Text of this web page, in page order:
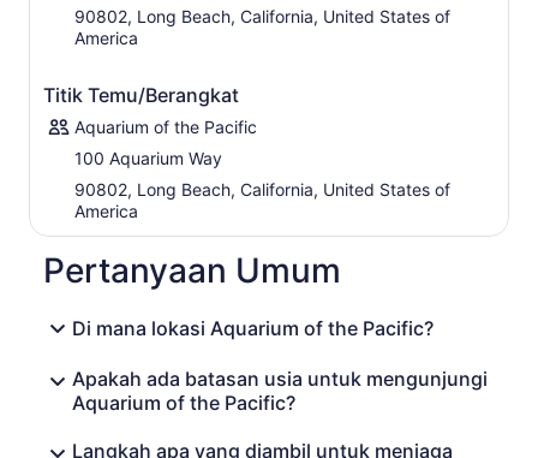
pameran yang mewakili habitat mulai dari pantai,
terumbu karang, laut dalam, dan lainnya. Saksikan
California di Our Living Coastline
ruangan Aquarium yang baru. Pengunjung dapat belajar
tentang keragaman spesies bintang laut dan adaptasi
mereka, ancaman yang mereka hadapi, dan bagaimana
Aquarium membantu pemulihan mereka.
90802, Long Beach, California, United States of
America
Titik Temu/Berangkat
Aquarium of the Pacific
100 Aquarium Way
90802, Long Beach, California, United States of
America
Pertanyaan Umum
Di mana lokasi Aquarium of the Pacific?
Apakah ada batasan usia untuk mengunjungi
Aquarium of the Pacific?
Langkah apa yang diambil untuk menjaga